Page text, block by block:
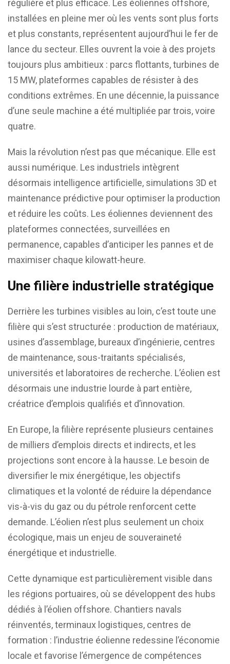
régulière et plus efficace. Les éoliennes offshore,
installées en pleine mer où les vents sont plus forts
et plus constants, représentent aujourd’hui le fer de
lance du secteur. Elles ouvrent la voie à des projets
toujours plus ambitieux : parcs flottants, turbines de
15 MW, plateformes capables de résister à des
conditions extrêmes. En une décennie, la puissance
d’une seule machine a été multipliée par trois, voire
quatre.
Mais la révolution n’est pas que mécanique. Elle est
aussi numérique. Les industriels intègrent
désormais intelligence artificielle, simulations 3D et
maintenance prédictive pour optimiser la production
et réduire les coûts. Les éoliennes deviennent des
plateformes connectées, surveillées en
permanence, capables d’anticiper les pannes et de
maximiser chaque kilowatt-heure.
Une filière industrielle stratégique
Derrière les turbines visibles au loin, c’est toute une
filière qui s’est structurée : production de matériaux,
usines d’assemblage, bureaux d’ingénierie, centres
de maintenance, sous-traitants spécialisés,
universités et laboratoires de recherche. L’éolien est
désormais une industrie lourde à part entière,
créatrice d’emplois qualifiés et d’innovation.
En Europe, la filière représente plusieurs centaines
de milliers d’emplois directs et indirects, et les
projections sont encore à la hausse. Le besoin de
diversifier le mix énergétique, les objectifs
climatiques et la volonté de réduire la dépendance
vis-à-vis du gaz ou du pétrole renforcent cette
demande. L’éolien n’est plus seulement un choix
écologique, mais un enjeu de souveraineté
énergétique et industrielle.
Cette dynamique est particulièrement visible dans
les régions portuaires, où se développent des hubs
dédiés à l’éolien offshore. Chantiers navals
réinventés, terminaux logistiques, centres de
formation : l’industrie éolienne redessine l’économie
locale et favorise l’émergence de compétences